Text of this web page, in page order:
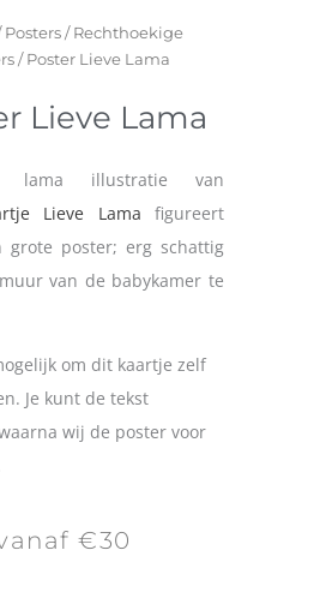
Posters/Rechthoekige
/ Poster Lieve Lama
Lieve Lama
lama illustratie van
Lieve Lama figureert
grote poster; erg schattig
van de babykamer te
om dit kaartje zelf
Je kunt de tekst
wij de poster voor
€30